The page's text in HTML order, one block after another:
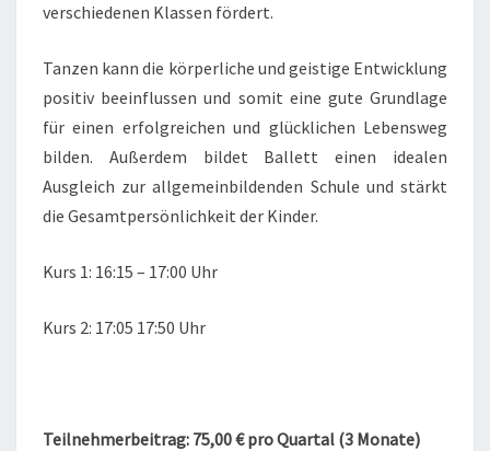
verschiedenen Klassen fördert.
Tanzen kann die körperliche und geistige Entwicklung
positiv beeinflussen und somit eine gute Grundlage
für einen erfolgreichen und glücklichen Lebensweg
bilden. Außerdem bildet Ballett einen idealen
Ausgleich zur allgemeinbildenden Schule und stärkt
die Gesamtpersönlichkeit der Kinder.
Kurs 1: 16:15 – 17:00 Uhr
Kurs 2: 17:05 17:50 Uhr
Teilnehmerbeitrag: 75,00 € pro Quartal (3 Monate)